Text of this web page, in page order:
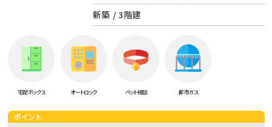
新築 / 3階建
宅配ボックス オートロック ペット相談 都市ガス
ポイント